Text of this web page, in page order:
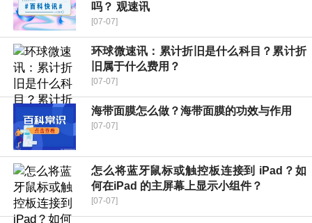
吗？ 观速讯
[07-07]
环球微速讯：累计折旧是什么科目？累计折
旧属于什么费用？
[07-07]
海带面膜怎么做？海带面膜的功效与作用
[07-07]
怎么将蓝牙鼠标或触控板连接到 iPad？如
何在iPad 的主屏幕上显示小组件？
[07-07]